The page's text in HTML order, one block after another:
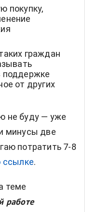
покупку,
граждан
поддержке
от других
не буду — уже
минусы две
потратить 7-8
ссылке.
теме
работе